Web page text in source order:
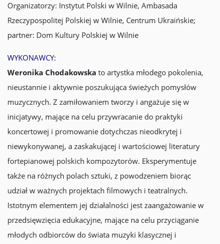
Organizatorzy: Instytut Polski w Wilnie, Ambasada
Rzeczypospolitej Polskiej w Wilnie, Centrum Ukraińskie;
partner: Dom Kultury Polskiej w Wilnie
WYKONAWCY:
Weronika Chodakowska to artystka młodego pokolenia,
nieustannie i aktywnie poszukująca świeżych pomysłów
muzycznych. Z zamiłowaniem tworzy i angażuje się w
inicjatywy, mające na celu przywracanie do praktyki
koncertowej i promowanie dotychczas nieodkrytej i
niewykonywanej, a zaskakującej i wartościowej literatury
fortepianowej polskich kompozytorów. Eksperymentuje
także na różnych polach sztuki, z powodzeniem biorąc
udział w ważnych projektach filmowych i teatralnych.
Istotnym elementem jej działalności jest zaangażowanie w
przedsięwzięcia edukacyjne, mające na celu przyciąganie
młodych odbiorców do świata muzyki klasycznej i